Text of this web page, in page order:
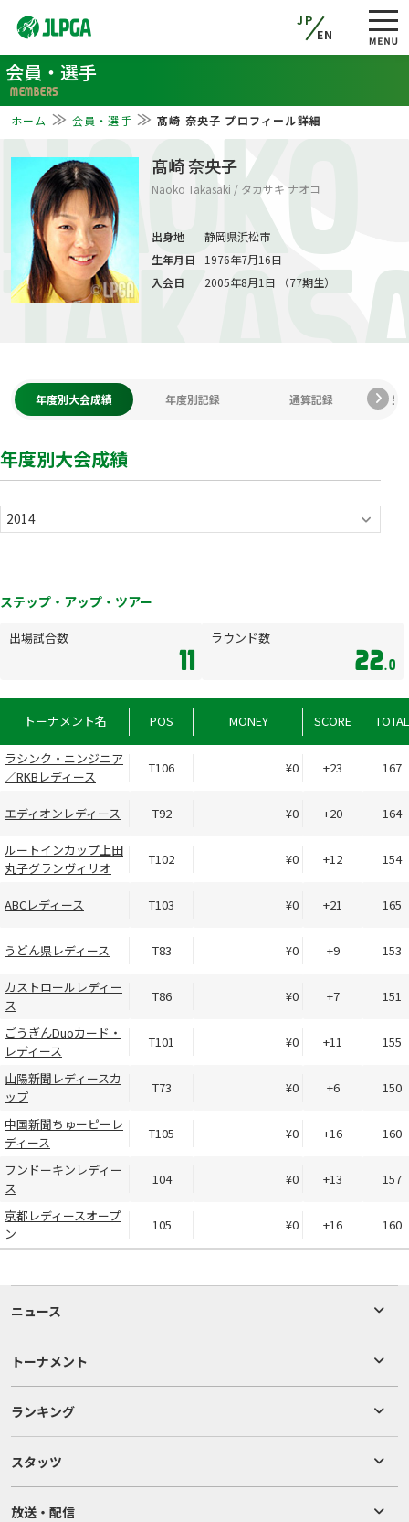
JP
EN
会員・選手
MEMBERS
ホーム 会員・選手 髙崎 奈央子 プロフィール詳細
NAOKO
髙崎 奈央子
Naoko Takasaki / タカサキ ナオコ
出身地
静岡県浜松市
生年月日
1976年7月16日
入会日
2005年8月1日 （77期生）
年度別大会成績 年度別記録 通算記録 生
年度別大会成績
ステップ・アップ・ツアー
出場試合数
11
ラウンド数
22.0
トーナメント名 POS MONEY SCORE TOTAL
ラシンク・ニンジニア
／RKBレディース
T106 ¥0 +23 167
エディオンレディース T92 ¥0 +20 164
ルートインカップ上田
丸子グランヴィリオ
T102 ¥0 +12 154
ABCレディース T103 ¥0 +21 165
うどん県レディース T83 ¥0 +9 153
カストロールレディー
ス
T86 ¥0 +7 151
ごうぎんDuoカード・
レディース
T101 ¥0 +11 155
山陽新聞レディースカ
ップ
T73 ¥0 +6 150
中国新聞ちゅーピーレ
ディース
T105 ¥0 +16 160
フンドーキンレディー
ス
104 ¥0 +13 157
京都レディースオープ
ン
105 ¥0 +16 160
ニュース
トーナメント
ランキング
スタッツ
放送・配信